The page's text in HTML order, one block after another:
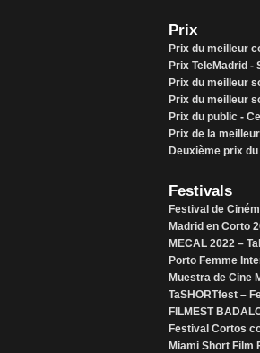
Prix
Prix du meilleur
Prix TeleMadrid -
Prix du meilleur
Prix du meilleur
Prix du public -
Prix de la
Deuxième prix
Festivals
Festival de
Madrid en Corto
MECAL 2022 –
Porto Femme
Muestra de Cine
TaSHORTfest –
FILMEST
Festival Cortos
Miami Short Film